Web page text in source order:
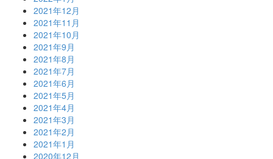
2021年12月
2021年11月
2021年10月
2021年9月
2021年8月
2021年7月
2021年6月
2021年5月
2021年4月
2021年3月
2021年2月
2021年1月
2020年12月